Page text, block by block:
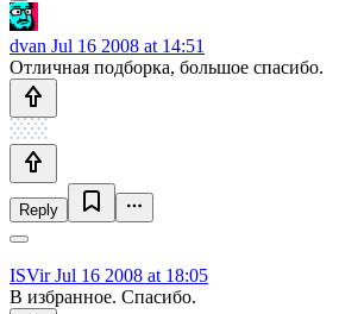
dvan Jul 16 2008 at 14:51
Отличная подборка, большое спасибо.
Reply
ISVirJul 16 2008 at 18:05
В избранное. Спасибо.